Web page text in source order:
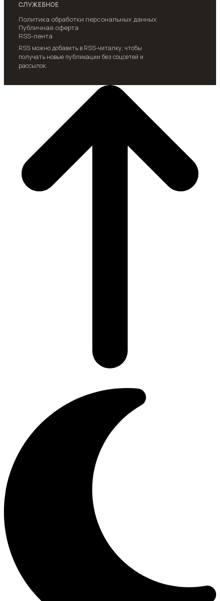
СЛУЖЕБНОЕ
Политика обработки персональных данных
Публичная оферта
RSS-лента
RSS можно добавить в RSS-читалку, чтобы
получать новые публикации без соцсетей и
рассылок.